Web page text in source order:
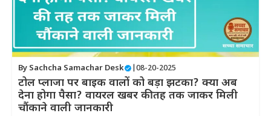
By Sachcha Samachar Desk 08-20-2025
टोल प्लाजा पर बाइक वालों को बड़ा झटका? क्या अब
देना होगा पैसा? वायरल खबर की तह तक जाकर मिली
चौंकाने वाली जानकारी